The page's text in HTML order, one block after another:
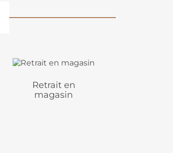
Retrait en
magasin